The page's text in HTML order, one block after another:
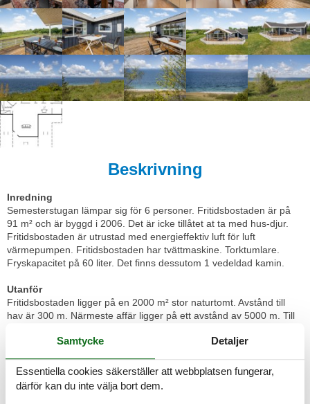
Beskrivning
Inredning
Semesterstugan lämpar sig för 6 personer. Fritidsbostaden är på
91 m² och är byggd i 2006. Det är icke tillåtet at ta med hus-djur.
Fritidsbostaden är utrustad med energieffektiv luft för luft
värmepumpen. Fritidsbostaden har tvättmaskine. Torktumlare.
Fryskapacitet på 60 liter. Det finns dessutom 1 vedeldad kamin.
Utanför
Fritidsbostaden ligger på en 2000 m² stor naturtomt. Avstånd till
hav är 300 m. Närmeste affär ligger på ett avstånd av 5000 m. Till
övertäckt terrass. P-plats på tomten.
Sovförhållande
Det finns totalt 3 sovrum. Sängplatserna fördelar sig på: 4
sovplatser i dubbelsängar. 2 sovplatser i enkelsängar.
Samtycke Detaljer
Essentiella cookies säkerställer att webbplatsen fungerar,
därför kan du inte välja bort dem.